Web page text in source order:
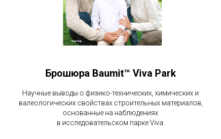
Брошюра Baumit™ Viva Park
Научные выводы о физико-технических, химических и
валеологических свойствах строительных материалов,
основанные на наблюдениях
в исследовательском парке Viva.